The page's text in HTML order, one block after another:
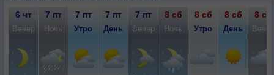
6 чт 7 пт 7 пт 7 пт 7 пт 8 сб 8 сб 8 сб 8 сб
Вечер Ночь Утро День Вечер Ночь Утро День Вечер